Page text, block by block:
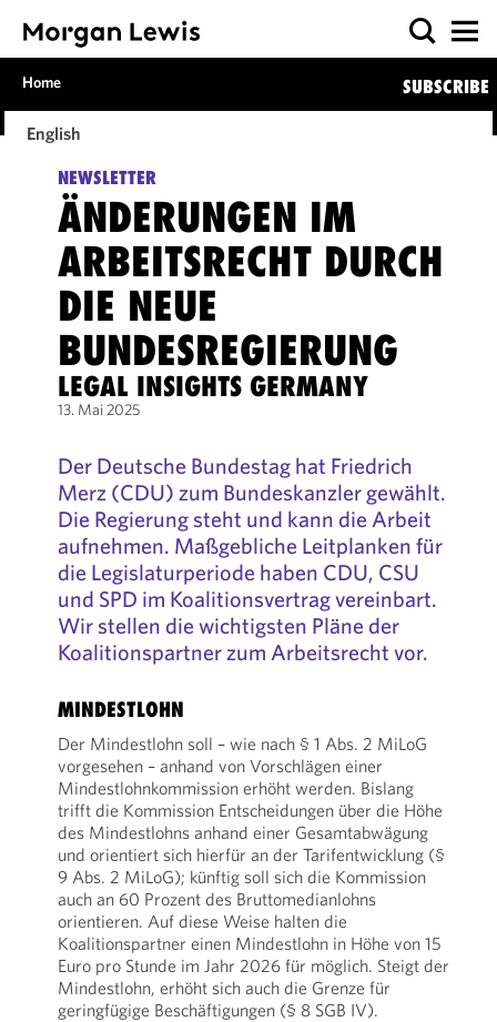
Home SUBSCRIBE
English
NEWSLETTER
ÄNDERUNGEN IM
ARBEITSRECHT DURCH
DIE NEUE
BUNDESREGIERUNG
LEGAL INSIGHTS GERMANY
13. Mai 2025
Der Deutsche Bundestag hat Friedrich
Merz (CDU) zum Bundeskanzler gewählt.
Die Regierung steht und kann die Arbeit
aufnehmen. Maßgebliche Leitplanken für
die Legislaturperiode haben CDU, CSU
und SPD im Koalitionsvertrag vereinbart.
Wir stellen die wichtigsten Pläne der
Koalitionspartner zum Arbeitsrecht vor.
MINDESTLOHN
Der Mindestlohn soll – wie nach § 1 Abs. 2 MiLoG
vorgesehen – anhand von Vorschlägen einer
Mindestlohnkommission erhöht werden. Bislang
trifft die Kommission Entscheidungen über die Höhe
des Mindestlohns anhand einer Gesamtabwägung
und orientiert sich hierfür an der Tarifentwicklung (§
9 Abs. 2 MiLoG); künftig soll sich die Kommission
auch an 60 Prozent des Bruttomedianlohns
orientieren. Auf diese Weise halten die
Koalitionspartner einen Mindestlohn in Höhe von 15
Euro pro Stunde im Jahr 2026 für möglich. Steigt der
Mindestlohn, erhöht sich auch die Grenze für
geringfügige Beschäftigungen (§ 8 SGB IV).